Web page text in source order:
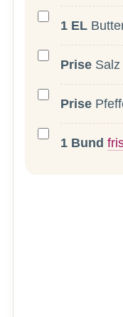
1 EL
Prise Salz
Prise
1 Bund